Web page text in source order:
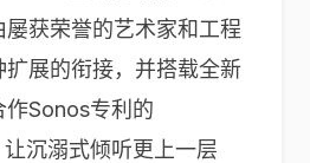
获荣誉的艺术家和工程
展的衔接，并搭载全新
作Sonos专利的
沉溺式倾听更上一层